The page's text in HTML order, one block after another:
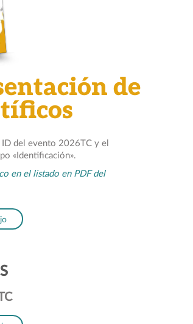
de
ID del evento 2026TC y el
«Identificación».
en el listado en PDF del